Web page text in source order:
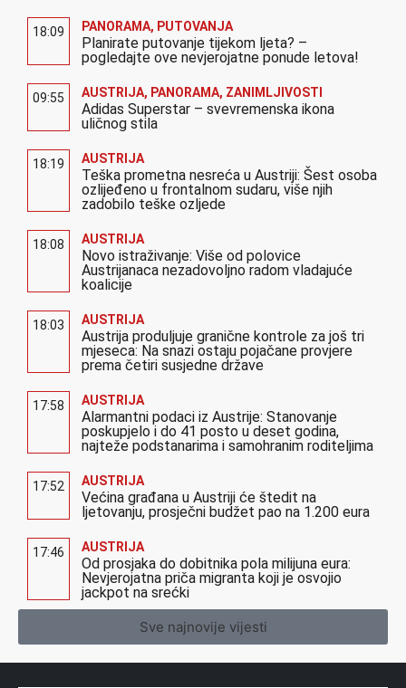
18:09 PANORAMA, PUTOVANJA
Planirate putovanje tijekom ljeta? –
pogledajte ove nevjerojatne ponude letova!
09:55 AUSTRIJA, PANORAMA, ZANIMLJIVOSTI
Adidas Superstar – svevremenska ikona
uličnog stila
18:19 AUSTRIJA
Teška prometna nesreća u Austriji: Šest osoba
ozlijeđeno u frontalnom sudaru, više njih
zadobilo teške ozljede
18:08 AUSTRIJA
Novo istraživanje: Više od polovice
Austrijanaca nezadovoljno radom vladajuće
koalicije
18:03 AUSTRIJA
Austrija produljuje granične kontrole za još tri
mjeseca: Na snazi ostaju pojačane provjere
prema četiri susjedne države
17:58 AUSTRIJA
Alarmantni podaci iz Austrije: Stanovanje
poskupjelo i do 41 posto u deset godina,
najteže podstanarima i samohranim roditeljima
17:52 AUSTRIJA
Većina građana u Austriji će štedit na
ljetovanju, prosječni budžet pao na 1.200 eura
17:46 AUSTRIJA
Od prosjaka do dobitnika pola milijuna eura:
Nevjerojatna priča migranta koji je osvojio
jackpot na srećki
Sve najnovije vijesti